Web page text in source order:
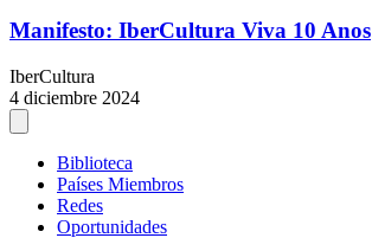
Manifesto: IberCultura Viva 10 Anos
IberCultura
4 diciembre 2024
Biblioteca
Países Miembros
Redes
Oportunidades